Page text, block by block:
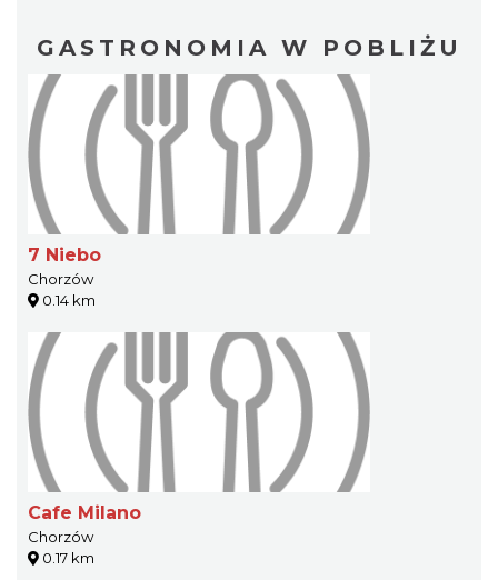
GASTRONOMIA W POBLIŻU
7 Niebo
Chorzów
0.14 km
Cafe Milano
Chorzów
0.17 km